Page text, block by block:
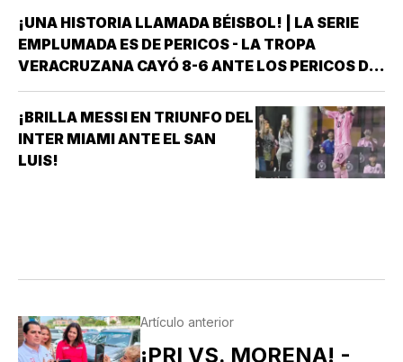
¡UNA HISTORIA LLAMADA BÉISBOL! | LA SERIE
EMPLUMADA ES DE PERICOS - LA TROPA
VERACRUZANA CAYÓ 8-6 ANTE LOS PERICOS DE
PUEBLA EN EL SEGUNDO JUEGO DE LA ÚLTIMA
SERIE DE LA TEMPORADA REGULAR EN EL
ESTADIO HERMANOS SERDÁN, CON LO QUE LOS
POBLANOS…
¡BRILLA MESSI EN TRIUNFO DEL
INTER MIAMI ANTE EL SAN
LUIS!
Artículo anterior
¡PRI VS. MORENA! -